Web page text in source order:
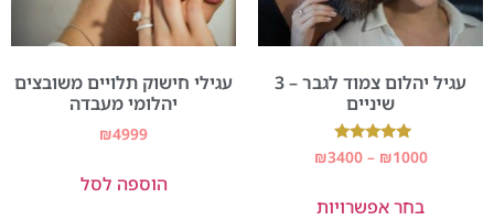
עגיל יהלום צמוד לגבר – 3
שיניים
דורג
5.00
₪1000
–
₪3400
בחר אפשרויות
עגילי חישוק תלויים משובצים
יהלומי מעבדה
₪4999
הוספה לסל